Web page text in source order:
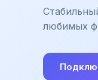
любимых